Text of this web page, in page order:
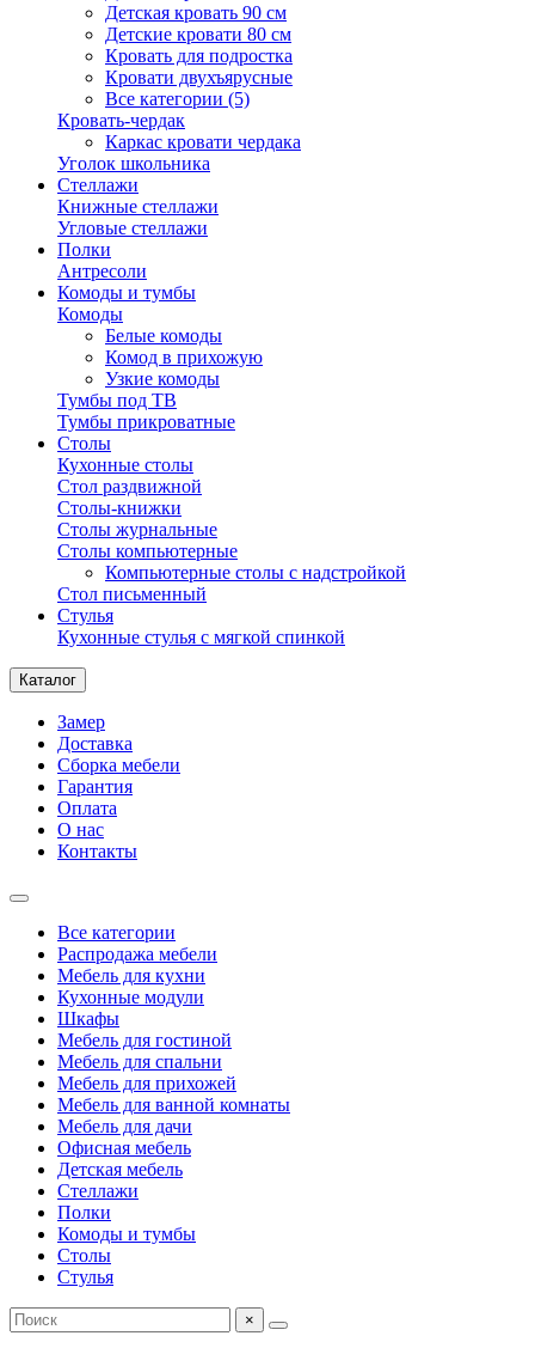
Детская кровать 90 см
Детские кровати 80 см
Кровать для подростка
Кровати двухъярусные
Все категории (5)
Кровать-чердак
Каркас кровати чердака
Уголок школьника
Стеллажи
Книжные стеллажи
Угловые стеллажи
Полки
Антресоли
Комоды и тумбы
Комоды
Белые комоды
Комод в прихожую
Узкие комоды
Тумбы под ТВ
Тумбы прикроватные
Столы
Кухонные столы
Стол раздвижной
Столы-книжки
Столы журнальные
Столы компьютерные
Компьютерные столы с надстройкой
Стол письменный
Стулья
Кухонные стулья с мягкой спинкой
Каталог
Замер
Доставка
Сборка мебели
Гарантия
Оплата
О нас
Контакты
Все категории
Распродажа мебели
Мебель для кухни
Кухонные модули
Шкафы
Мебель для гостиной
Мебель для спальни
Мебель для прихожей
Мебель для ванной комнаты
Мебель для дачи
Офисная мебель
Детская мебель
Стеллажи
Полки
Комоды и тумбы
Столы
Стулья
×